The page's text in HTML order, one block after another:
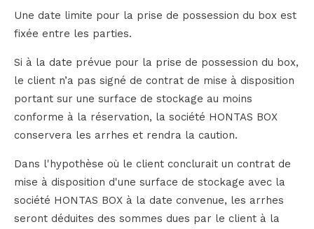
Une date limite pour la prise de possession du box est
fixée entre les parties.
Si à la date prévue pour la prise de possession du box,
le client n’a pas signé de contrat de mise à disposition
portant sur une surface de stockage au moins
conforme à la réservation, la société HONTAS BOX
conservera les arrhes et rendra la caution.
Dans l'hypothèse où le client conclurait un contrat de
mise à disposition d'une surface de stockage avec la
société HONTAS BOX à la date convenue, les arrhes
seront déduites des sommes dues par le client à la